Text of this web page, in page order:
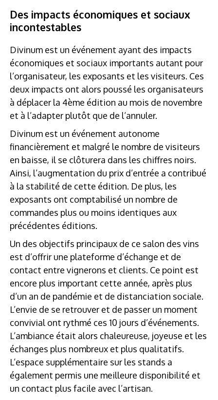
Des impacts économiques et sociaux
incontestables
Divinum est un événement ayant des impacts
économiques et sociaux importants autant pour
l’organisateur, les exposants et les visiteurs. Ces
deux impacts ont alors poussé les organisateurs
à déplacer la 4ème édition au mois de novembre
et à l’adapter plutôt que de l’annuler.
Divinum est un événement autonome
financièrement et malgré le nombre de visiteurs
en baisse, il se clôturera dans les chiffres noirs.
Ainsi, l’augmentation du prix d’entrée a contribué
à la stabilité de cette édition. De plus, les
exposants ont comptabilisé un nombre de
commandes plus ou moins identiques aux
précédentes éditions.
Un des objectifs principaux de ce salon des vins
est d’offrir une plateforme d’échange et de
contact entre vignerons et clients. Ce point est
encore plus important cette année, après plus
d’un an de pandémie et de distanciation sociale.
L’envie de se retrouver et de passer un moment
convivial ont rythmé ces 10 jours d’événements.
L’ambiance était alors chaleureuse, joyeuse et les
échanges plus nombreux et plus qualitatifs.
L’espace supplémentaire sur les stands a
également permis une meilleure disponibilité et
un contact plus facile avec l’artisan.